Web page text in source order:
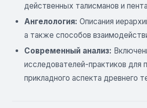
действенных талисманов и
Ангелология: Описания
а также способов
Современный анализ:
исследователей-практиков для
прикладного аспекта древнего